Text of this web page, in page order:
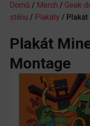
Domů / Merch / Geek
stěnu / Plakáty /
Plakát
Montage